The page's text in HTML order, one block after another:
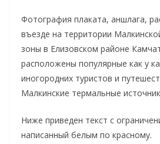
Фотография плаката, аншлага,
въезде на территории
зоны в Елизовском районе
расположены популярные как у
иногородних туристов и
Малкинские термальные
Ниже приведен текст с
написанный белым по красному.